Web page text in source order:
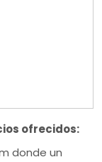
ofrecidos:
donde un